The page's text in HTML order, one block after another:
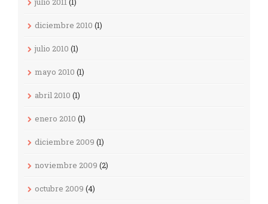
diciembre 2010 (1)
julio 2010 (1)
mayo 2010 (1)
abril 2010 (1)
enero 2010 (1)
diciembre 2009 (1)
noviembre 2009 (2)
octubre 2009 (4)